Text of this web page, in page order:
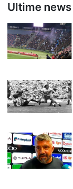
Ultime news